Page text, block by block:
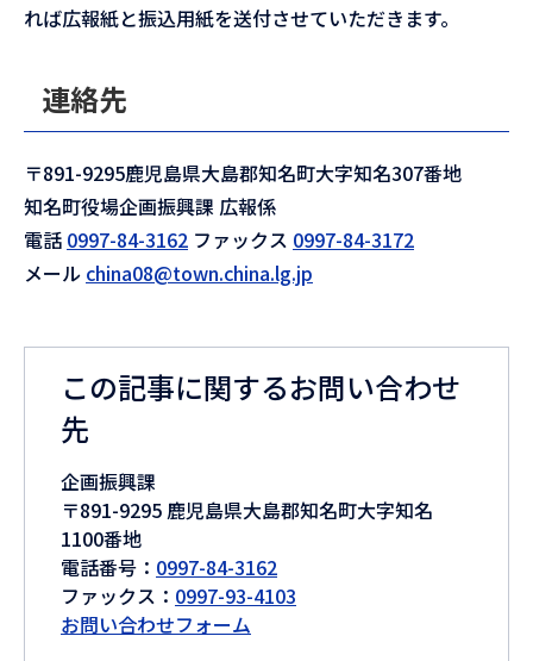
れば広報紙と振込用紙を送付させていただきます。
連絡先
〒891-9295鹿児島県大島郡知名町大字知名307番地
知名町役場企画振興課 広報係
電話 0997-84-3162 ファックス 0997-84-3172
メール china08@town.china.lg.jp
この記事に関するお問い合わせ
先
企画振興課
〒891-9295 鹿児島県大島郡知名町大字知名
1100番地
電話番号： 0997-84-3162
ファックス： 0997-93-4103
お問い合わせフォーム